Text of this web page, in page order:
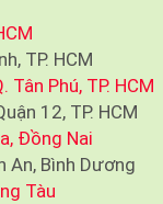
TP. HCM
Phú, TP. HCM
12, TP. HCM
Đồng Nai
An, Bình Dương
Tàu